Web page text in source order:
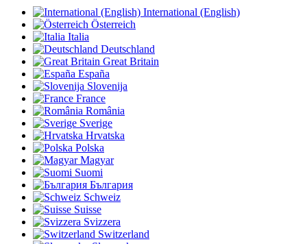
International (English)
Österreich
Italia
Deutschland
Great Britain
España
Slovenija
France
România
Sverige
Hrvatska
Polska
Magyar
Suomi
България
Schweiz
Suisse
Svizzera
Switzerland